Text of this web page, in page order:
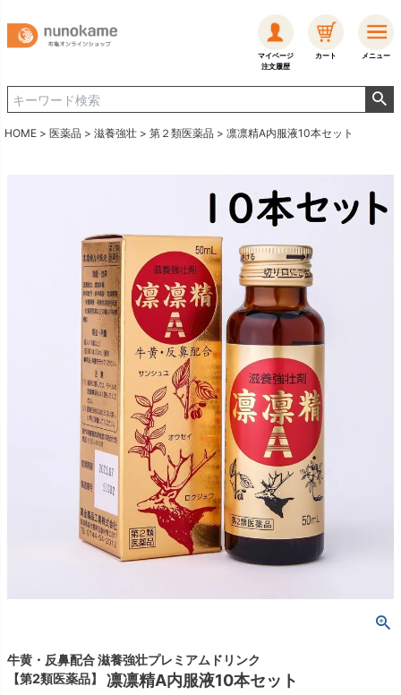
マイページ
注文履歴
カート メニュー
HOME 医薬品 滋養強壮 第２類医薬品 凛凛精A内服液10本セット
牛黄・反鼻配合 滋養強壮プレミアムドリンク
【第2類医薬品】
凛凛精A内服液10本セット